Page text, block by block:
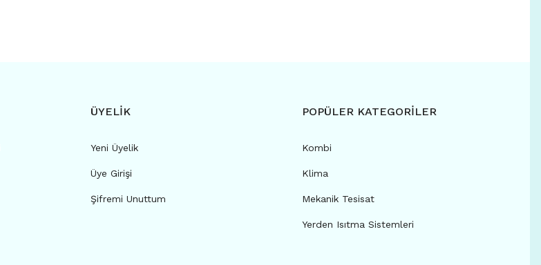
ÜYELİK
Yeni Üyelik
Üye Girişi
Şifremi Unuttum
POPÜLER KATEGORİLER
Kombi
Klima
Mekanik Tesisat
Yerden Isıtma Sistemleri